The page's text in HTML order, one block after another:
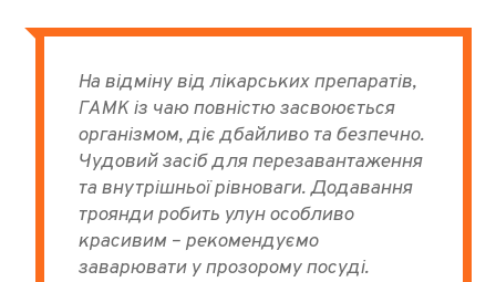
На відміну від лікарських препаратів,
ГАМК із чаю повністю засвоюється
організмом, діє дбайливо та безпечно.
Чудовий засіб для перезавантаження
та внутрішньої рівноваги. Додавання
троянди робить улун особливо
красивим – рекомендуємо
заварювати у прозорому посуді.